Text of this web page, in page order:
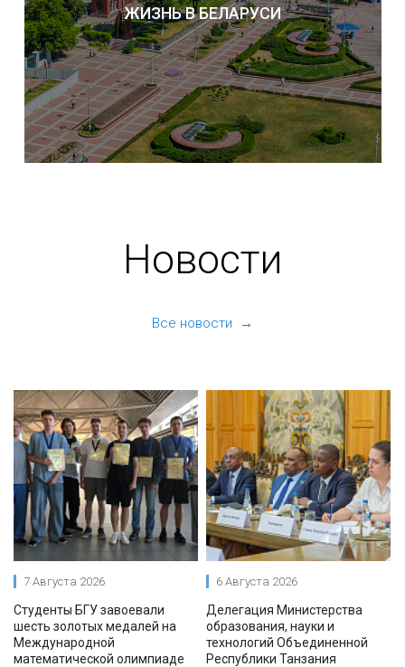
ЖИЗНЬ В БЕЛАРУСИ
Новости
Все новости →
7 Августа 2026
Студенты БГУ завоевали
шесть золотых медалей на
Международной
математической олимпиаде
6 Августа 2026
Делегация Министерства
образования, науки и
технологий Объединенной
Республики Танзания